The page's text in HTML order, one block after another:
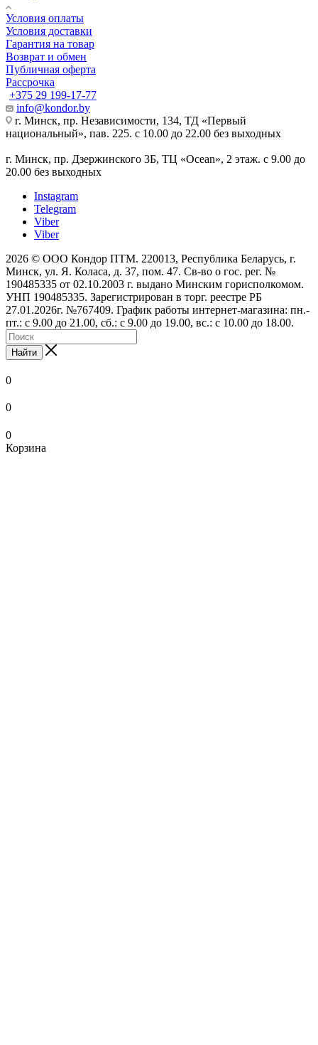
Условия оплаты
Условия доставки
Гарантия на товар
Возврат и обмен
Публичная оферта
Рассрочка
+375 29 199-17-77
info@kondor.by
г. Минск, пр. Независимости, 134, ТД «Первый
национальный», пав. 225. с 10.00 до 22.00 без выходных
г. Минск, пр. Дзержинского 3Б, ТЦ «Ocean», 2 этаж. с 9.00 до
20.00 без выходных
Instagram
Telegram
Viber
Viber
2026 © ООО Кондор ПТМ. 220013, Республика Беларусь, г.
Минск, ул. Я. Коласа, д. 37, пом. 47. Св-во о гос. рег. №
190485335 от 02.10.2003 г. выдано Минским горисполкомом.
УНП 190485335. Зарегистрирован в торг. реестре РБ
27.01.2026г. №767409. График работы интернет-магазина: пн.-
пт.: с 9.00 до 21.00, сб.: с 9.00 до 19.00, вс.: с 10.00 до 18.00.
Найти
0
0
0
Корзина